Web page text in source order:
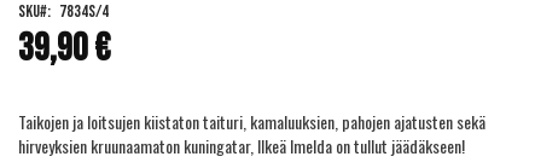
the
images
gallery
39,90 €
SKU
7834S/4
Taikojen ja loitsujen kiistaton taituri, kamaluuksien, pahojen ajatusten sekä
hirveyksien kruunaamaton kuningatar, Ilkeä Imelda on tullut jäädäkseen!